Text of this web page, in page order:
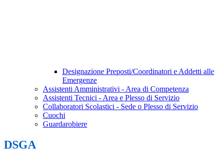
Designazione Preposti/Coordinatori e Addetti alle
Emergenze
Assistenti Amministrativi - Area di Competenza
Assistenti Tecnici - Area e Plesso di Servizio
Collaboratori Scolastici - Sede o Plesso di Servizio
Cuochi
Guardarobiere
DSGA